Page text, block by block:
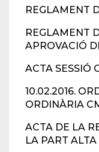
REGLAMENT
REGLAMENT
APROVACIÓ
ACTA SESSIÓ
10.02.2016.
ORDINÀRIA
ACTA DE LA
LA PART ALTA